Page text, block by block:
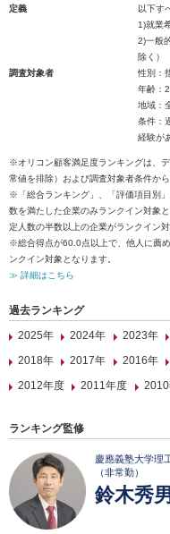
定義
以下す
1)就業
2)一般
除く）
調査対象者
性別：
年齢：
地域：
条件：
経験が
※オリコン顧客満足度ランキングは、
常値を排除）および調査対象者条件か
※「総合ランキング」、「評価項目別
数を満たした企業のみランクイン対象
定人数の半数以上の企業がランクイン対
※総合得点が60.0点以上で、他人に薦
ンクイン対象となります。
≫ 詳細はこちら
過去ランキング
2025年
2024年 2023年
2018年
2017年 2016年
2012年度
2011年度
ランキング監修
慶應義塾大学理
（非常勤）
鈴木秀